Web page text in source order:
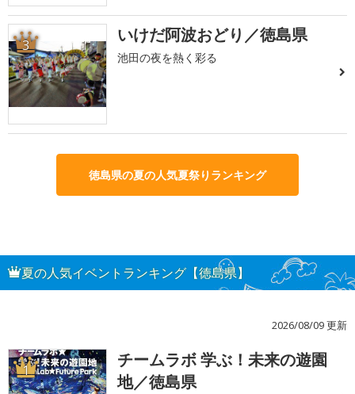
3 いけだ阿波おどり／徳島県
池田の夜を熱く彩る
徳島県の夏の人気夏祭りランキング
夏の人気イベントランキング【徳島県】
2026/08/09 更新
1
チームラボ 学ぶ！未来の遊園
地／徳島県